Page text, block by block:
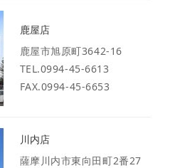
鹿屋店
鹿屋市旭原町3642-16
TEL.0994-45-6613
FAX.0994-45-6653
川内店
薩摩川内市東向田町2番27